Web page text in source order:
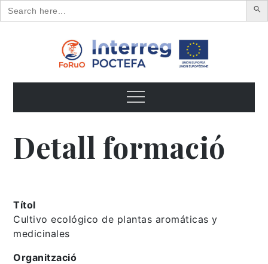
Search
for:
FoRuO
frutos
Menu
Detall formació
Títol
Cultivo ecológico de plantas aromáticas y
medicinales
Organització